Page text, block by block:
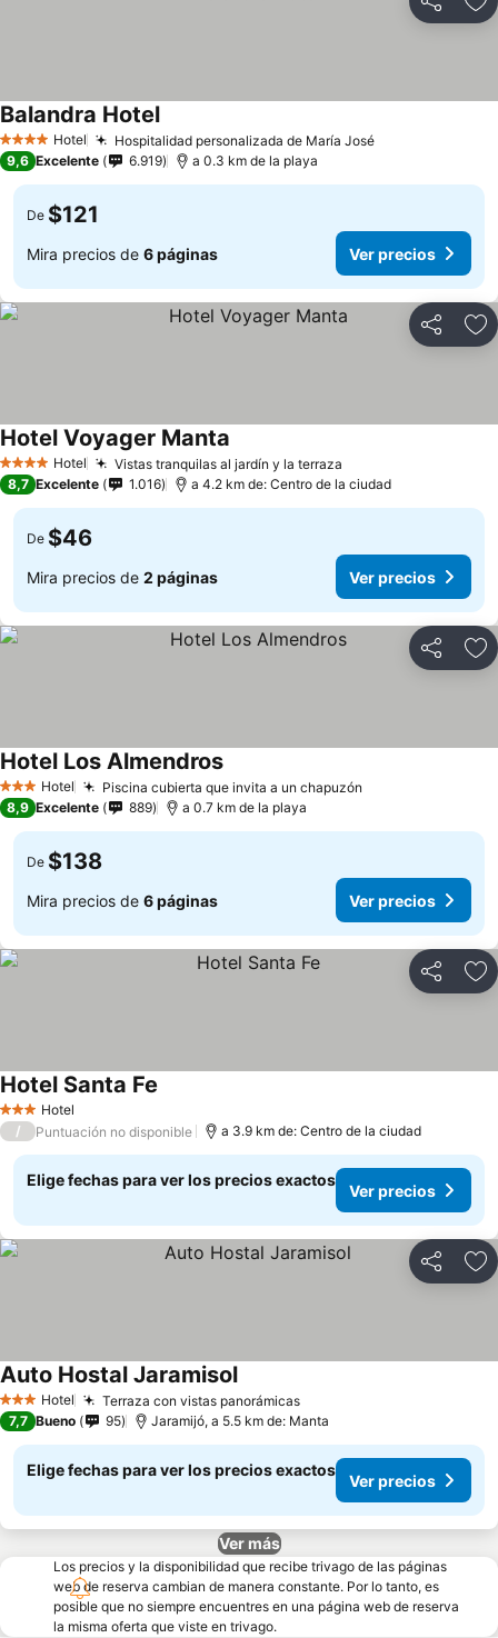
Compartir
4 EstrellasHotel Hospitalidad personalizada de María José
Balandra Hotel
9,6 Excelente 6.919 a 0.3 km de la playa
De $121
Mira precios de 6 páginas Ver precios
Compartir
4 EstrellasHotel Vistas tranquilas al jardín y la terraza
Hotel Voyager Manta
8,7 Excelente 1.016 a 4.2 km de: Centro de la ciudad
De $46
Mira precios de 2 páginas Ver precios
Compartir
3 Estrellas
Hotel Piscina cubierta que invita a un chapuzón
Hotel Los Almendros
8,9 Excelente 889 a 0.7 km de la playa
De $138
Mira precios de 6 páginas Ver precios
Compartir
3 Estrellas
Hotel
Hotel Santa Fe
/ Puntuación no disponible a 3.9 km de: Centro de la ciudad
Elige fechas para ver los precios exactos
Ver precios
Compartir
3 Estrellas
Hotel Terraza con vistas panorámicas
Auto Hostal Jaramisol
7,7 Bueno 95 Jaramijó, a 5.5 km de: Manta
Elige fechas para ver los precios exactos
Ver precios
Ver más
Los precios y la disponibilidad que recibe trivago de las páginas
web de reserva cambian de manera constante. Por lo tanto, es
posible que no siempre encuentres en una página web de reserva
la misma oferta que viste en trivago.